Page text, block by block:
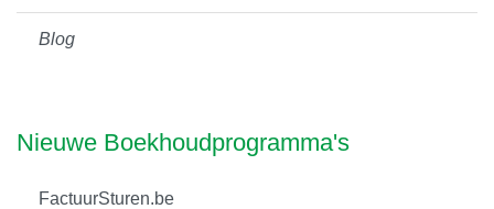
Blog
Nieuwe Boekhoudprogramma's
FactuurSturen.be